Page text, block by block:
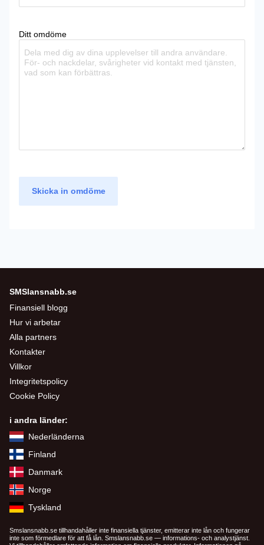
Ditt omdöme
Skicka in omdöme
SMSlansnabb.se
Finansiell blogg
Hur vi arbetar
Alla partners
Kontakter
Villkor
Integritetspolicy
Cookie Policy
i andra länder:
Nederländerna
Finland
Danmark
Norge
Tyskland
Smslansnabb.se tillhandahåller inte finansiella tjänster, emitterar inte lån och fungerar
inte som förmedlare för att få lån. Smslansnabb.se — informations- och analystjänst.